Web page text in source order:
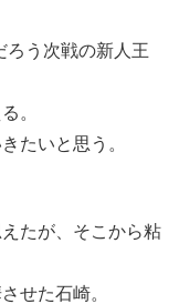
ろう次戦の新人王
。
たいと思う。
たが、そこから粘
せた石崎。